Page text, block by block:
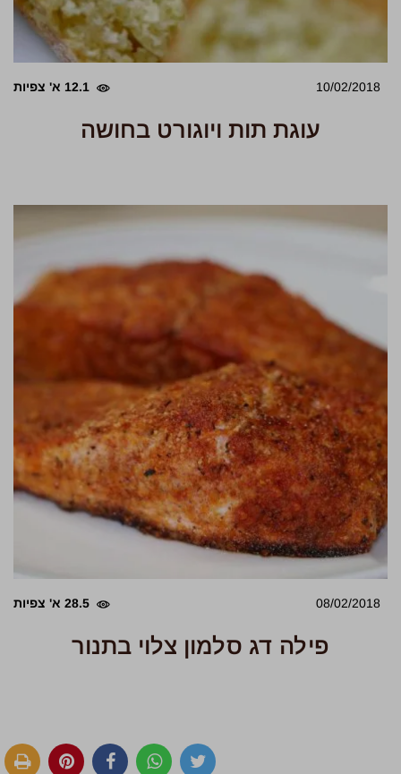
10/02/2018 12.1 א' צפיות
עוגת תות ויוגורט בחושה
08/02/2018 28.5 א' צפיות
פילה דג סלמון צלוי בתנור